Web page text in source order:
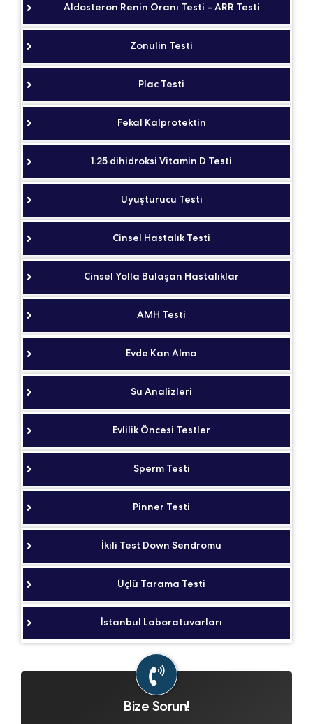
Aldosteron Renin Oranı Testi – ARR Testi
Zonulin Testi
Plac Testi
Fekal Kalprotektin
1.25 dihidroksi Vitamin D Testi
Uyuşturucu Testi
Cinsel Hastalık Testi
Cinsel Yolla Bulaşan Hastalıklar
AMH Testi
Evde Kan Alma
Su Analizleri
Evlilik Öncesi Testler
Sperm Testi
Pinner Testi
İkili Test Down Sendromu
Üçlü Tarama Testi
İstanbul Laboratuvarları
Bize Sorun!